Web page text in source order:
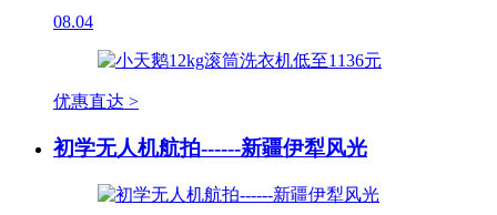
08.04
优惠直达 >
初学无人机航拍------新疆伊犁风光